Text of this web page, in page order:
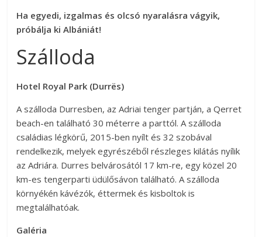
Ha egyedi, izgalmas és olcsó nyaralásra vágyik,
próbálja ki Albániát!
Szálloda
Hotel Royal Park (Durrës)
A szálloda Durresben, az Adriai tenger partján, a Qerret
beach-en található 30 méterre a parttól. A szálloda
családias légkörű, 2015-ben nyílt és 32 szobával
rendelkezik, melyek egyrészéből részleges kilátás nyílik
az Adriára. Durres belvárosától 17 km-re, egy közel 20
km-es tengerparti üdülősávon található. A szálloda
környékén kávézók, éttermek és kisboltok is
megtalálhatóak.
Galéria